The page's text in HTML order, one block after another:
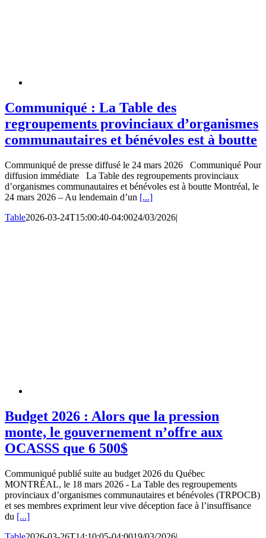
Communiqué : La Table des
regroupements provinciaux d’organismes
communautaires et bénévoles est à boutte
Communiqué de presse diffusé le 24 mars 2026 Communiqué Pour
diffusion immédiate La Table des regroupements provinciaux
d’organismes communautaires et bénévoles est à boutte Montréal, le
24 mars 2026 – Au lendemain d’un [...]
Table2026-03-24T15:00:40-04:0024/03/2026|
Budget 2026 : Alors que la pression
monte, le gouvernement n’offre aux
OCASSS que 6 500$
Communiqué publié suite au budget 2026 du Québec
MONTRÉAL, le 18 mars 2026 - La Table des regroupements
provinciaux d’organismes communautaires et bénévoles (TRPOCB)
et ses membres expriment leur vive déception face à l’insuffisance
du [...]